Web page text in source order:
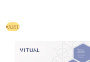
ХИТ